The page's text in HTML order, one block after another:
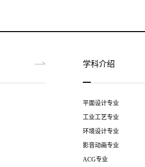
日元。博士阶段的教育更侧重于深入的学术探
讨会以及与导师一对一指导等费用。
学科介绍
平面设计专业
工业工艺专业
环境设计专业
影音动画专业
ACG专业